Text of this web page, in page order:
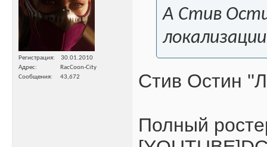
Регистрация
30.01.2010
Адрес
RacCoon-City
Сообщения
43,672
А Стив
Стив Остин
Полный